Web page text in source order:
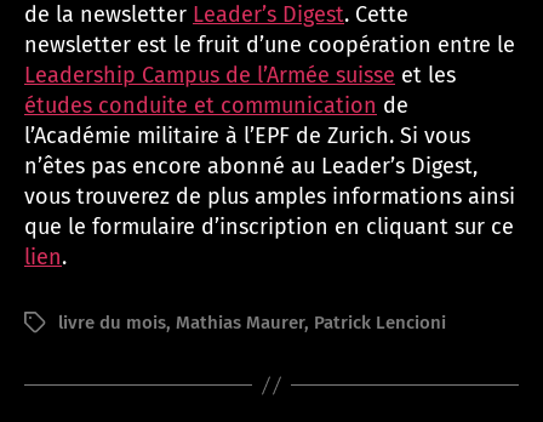
de la newsletter Leader’s Digest. Cette
newsletter est le fruit d’une coopération entre le
Leadership Campus de l’Armée suisse et les
études conduite et communication de
l’Académie militaire à l’EPF de Zurich. Si vous
n’êtes pas encore abonné au Leader’s Digest,
vous trouverez de plus amples informations ainsi
que le formulaire d’inscription en cliquant sur ce
lien.
Étiquettes
livre du mois, Mathias Maurer, Patrick Lencioni
P